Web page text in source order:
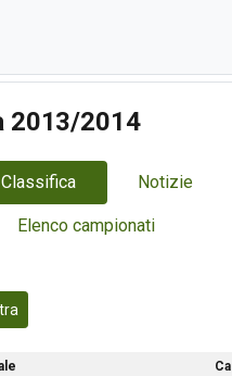
2013/2014
Classifica Notizie
Elenco campionati